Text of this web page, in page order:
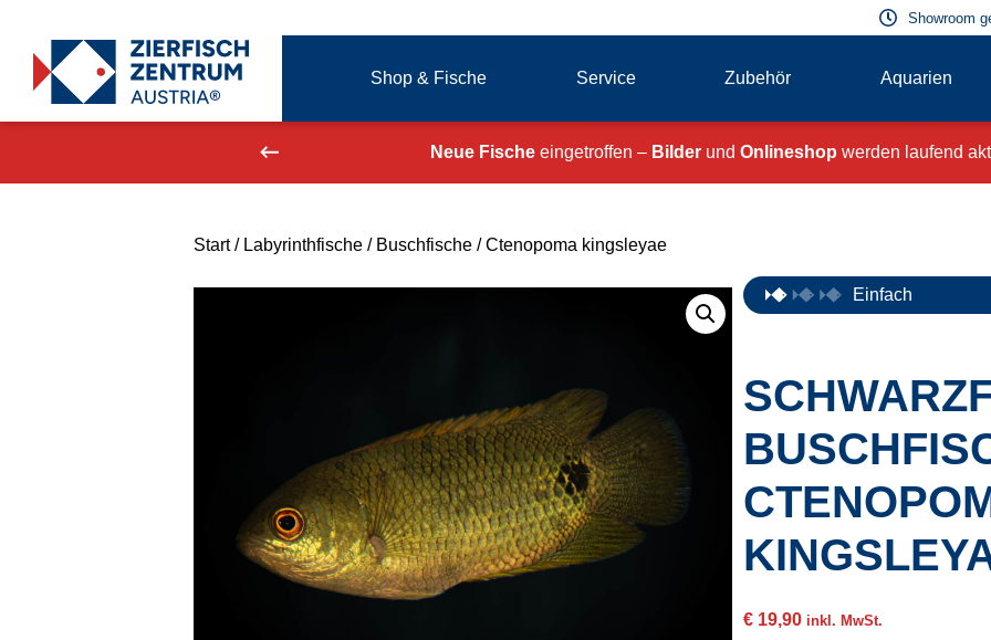
Zierfisch Aquarium Austria
Showroom
Shop & Fische Service Zubehör Aquarien
Neue Fischeeingetroffen – Bilderund Onlineshop werden laufend
Start/ Labyrinthfische/ Buschfische/ Ctenopoma kingsleyae
Einfach
€ 19,90 inkl. MwSt.